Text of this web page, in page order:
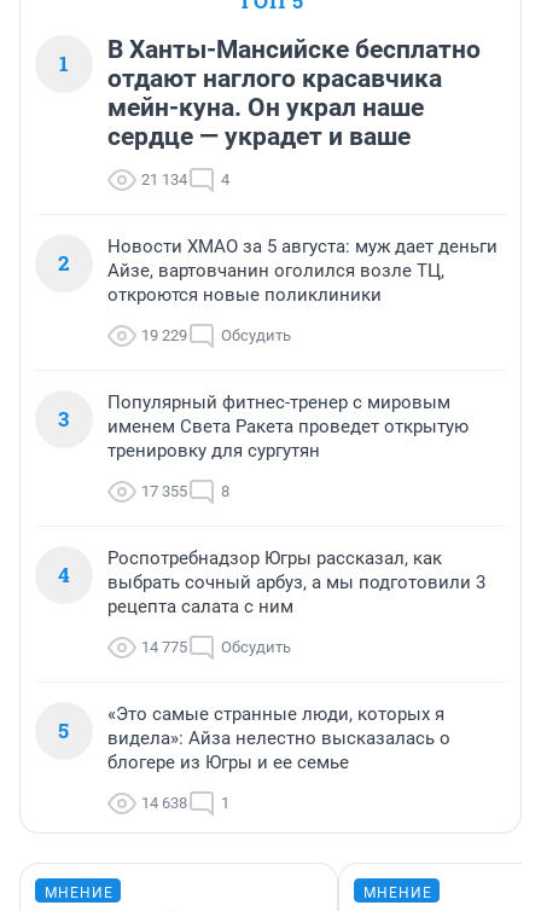
1
В Ханты-Мансийске бесплатно
отдают наглого красавчика
мейн-куна. Он украл наше
сердце — украдет и ваше
21 134 4
2
Новости ХМАО за 5 августа: муж дает деньги
Айзе, вартовчанин оголился возле ТЦ,
откроются новые поликлиники
19 229 Обсудить
3
Популярный фитнес-тренер с мировым
именем Света Ракета проведет открытую
тренировку для сургутян
17 355 8
4
Роспотребнадзор Югры рассказал, как
выбрать сочный арбуз, а мы подготовили 3
рецепта салата с ним
14 775 Обсудить
5
«Это самые странные люди, которых я
видела»: Айза нелестно высказалась о
блогере из Югры и ее семье
14 638 1
МНЕНИЕ МНЕНИЕ